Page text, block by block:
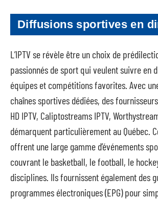
Diffusions sportives en
L’IPTV se révèle être un choix de
passionnés de sport qui veulent suivre en
équipes et compétitions favorites. Avec
chaînes sportives dédiées, des
HD IPTV, Caliptostreams IPTV,
démarquent particulièrement au Québec.
offrent une large gamme d’événements
couvrant le basketball, le football, le
disciplines. Ils fournissent également des
programmes électroniques (EPG) pour